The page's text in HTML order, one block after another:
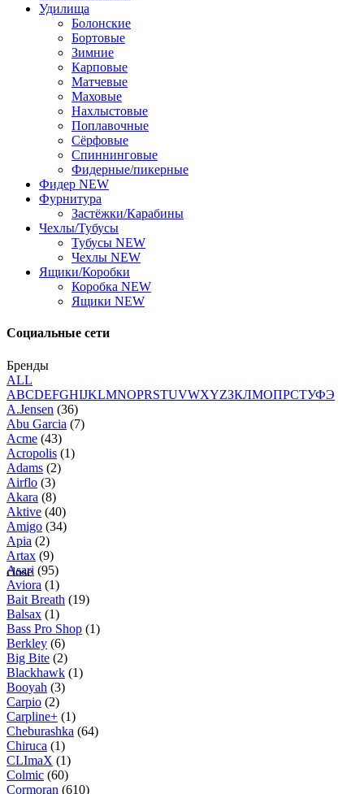
Удилища
Болонские
Бортовые
Зимние
Карповые
Матчевые
Маховые
Нахлыстовые
Поплавочные
Сёрфовые
Спиннинговые
Фидерные/пикерные
Фидер NEW
Фурнитура
Застёжки/Карабины
Чехлы/Тубусы
Тубусы NEW
Чехлы NEW
Ящики/Коробки
Коробка NEW
Ящики NEW
Социальные сети
Бренды
ALL
ABCDEFGHIJKLMNOPRSTUVWXYZЗКЛМОПРСТУФЭ
A.Jensen (36)
Abu Garcia (7)
Acme (43)
Acropolis (1)
Adams (2)
Airflo (3)
Akara (8)
Aktive (40)
Amigo (34)
Apia (2)
Artax (9)
Asari (95)
Aviora (1)
Bait Breath (19)
Balsax (1)
Bass Pro Shop (1)
Berkley (6)
Big Bite (2)
Blackhawk (1)
Booyah (3)
Carpio (2)
Carpline+ (1)
Cheburashka (64)
Chiruca (1)
CLImaX (1)
Colmic (60)
Cormoran (610)
close